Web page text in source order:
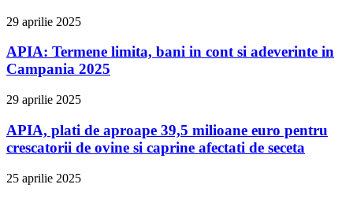
29 aprilie 2025
APIA: Termene limita, bani in cont si adeverinte in
Campania 2025
29 aprilie 2025
APIA, plati de aproape 39,5 milioane euro pentru
crescatorii de ovine si caprine afectati de seceta
25 aprilie 2025